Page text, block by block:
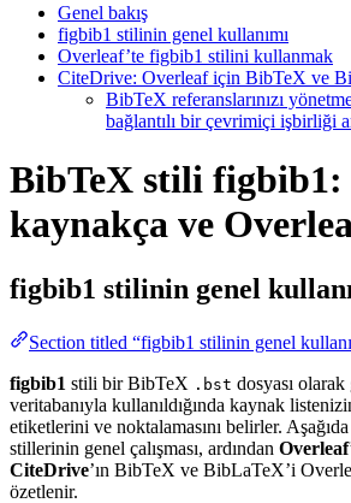
Genel bakış
figbib1 stilinin genel kullanımı
Overleaf’te figbib1 stilini kullanmak
CiteDrive: Overleaf için BibTeX ve
BibTeX referanslarınızı
bağlantılı bir çevrimiçi işbirliği
BibTeX stili figbib1:
kaynakça ve
figbib1 stilinin genel
Section titled “figbib1 stilinin genel
figbib1 stili bir BibTeX .bst dosyası
veritabanıyla kullanıldığında kaynak
etiketlerini ve noktalamasını belirler.
stillerinin genel çalışması, ardından Overleaf
CiteDrive’ın BibTeX ve BibLaTeX’i
özetlenir.